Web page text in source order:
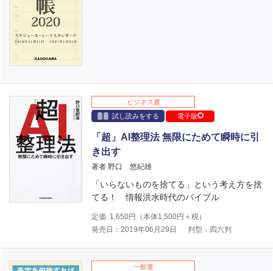
ビジネス書
試し読みをする
電子版
「超」AI整理法 無限にためて瞬時に引
き出す
著者 野口 悠紀雄
「いらないものを捨てる」という考え方を捨
てる！ 情報洪水時代のバイブル
定価 1,650円（本体1,500円＋税）
発売日：2019年06月29日
判型：四六判
一般書